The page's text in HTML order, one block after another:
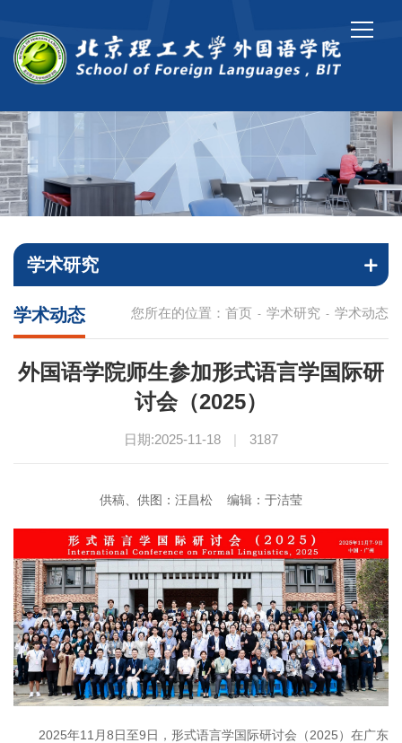
学术研究
您所在的位置： 首页 - 学术研究 - 学术动态
学术动态
外国语学院师生参加形式语言学国际研
讨会（2025）
日期:2025-11-18 | 3187
供稿、供图：汪昌松 编辑：于洁莹
2025年11月8日至9日，形式语言学国际研讨会（2025）在广东